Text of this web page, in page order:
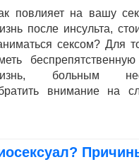
повлияет на вашу
после инсульта,
сексом? Для
больным
внимание на